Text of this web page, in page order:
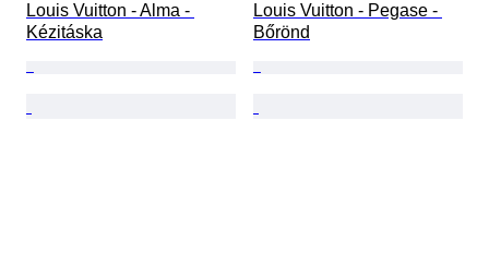
Louis Vuitton - Alma -
Kézitáska
Louis Vuitton - Pegase -
Bőrönd